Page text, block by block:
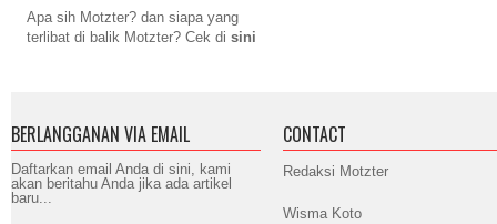
Apa sih Motzter? dan siapa yang
terlibat di balik Motzter? Cek di sini
BERLANGGANAN VIA EMAIL
Daftarkan email Anda di sini, kami
akan beritahu Anda jika ada artikel
baru...
CONTACT
Redaksi Motzter
Wisma Koto